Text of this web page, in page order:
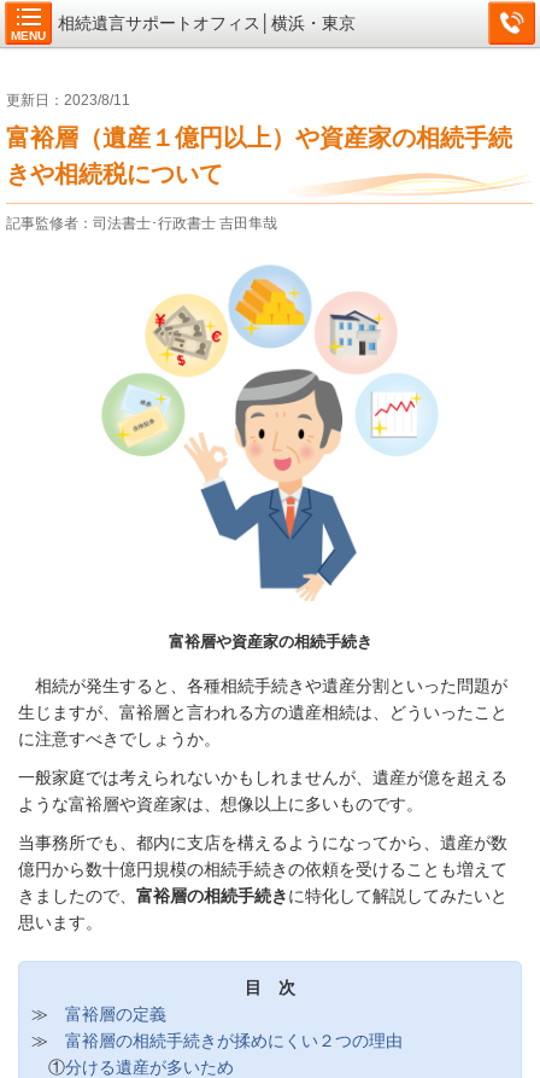
MENU
相続遺言サポートオフィス│横浜・東京
更新日：2023/8/11
富裕層（遺産１億円以上）や資産家の相続手続
きや相続税について
記事監修者：司法書士･行政書士 吉田隼哉
富裕層や資産家の相続手続き
相続が発生すると、各種相続手続きや遺産分割といった問題が
生じますが、富裕層と言われる方の遺産相続は、どういったこと
に注意すべきでしょうか。
一般家庭では考えられないかもしれませんが、遺産が億を超える
ような富裕層や資産家は、想像以上に多いものです。
当事務所でも、都内に支店を構えるようになってから、遺産が数
億円から数十億円規模の相続手続きの依頼を受けることも増えて
きましたので、 富裕層の相続手続きに特化して解説してみたいと
思います。
目 次
≫ 富裕層の定義
≫ 富裕層の相続手続きが揉めにくい２つの理由
①分ける遺産が多いため